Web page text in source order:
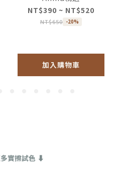
NT$390 ~ NT$520
NT$650 -20%
加入購物車
實擦試色 ⬇